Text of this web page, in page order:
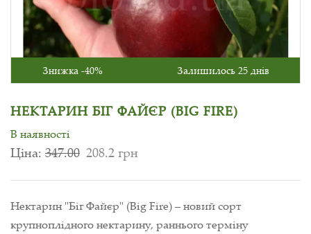
Знижка -40% Залишилось 25 днів
НЕКТАРИН БІГ ФАЙЄР (BIG FIRE)
В наявності
Ціна: 347.00 208.2 грн
Нектарин "Біг Файєр" (Big Fire) – новий сорт
крупноплідного нектарину, раннього терміну